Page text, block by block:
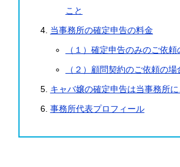
こと
当事務所の確定申告の料金
（１）確定申告のみのご依頼
（２）顧問契約のご依頼の場
キャバ嬢の確定申告は当事務所
事務所代表プロフィール